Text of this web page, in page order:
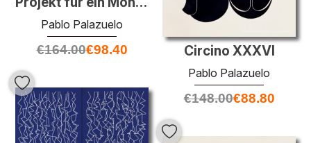
Pablo Palazuelo
€164.00€98.40 Circino XXXVI
Pablo Palazuelo
€148.00€88.80